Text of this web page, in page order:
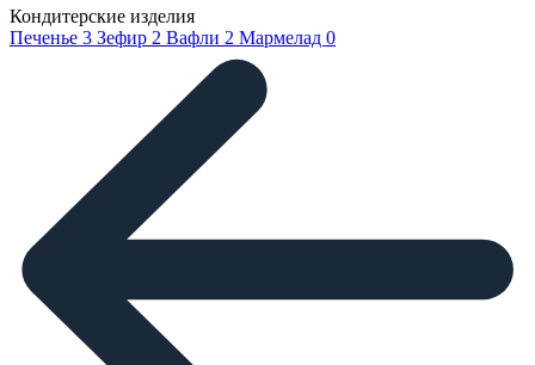
Кондитерские изделия
Печенье 3 Зефир 2 Вафли 2 Мармелад 0